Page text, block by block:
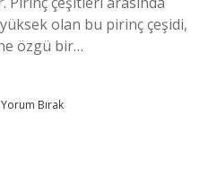
olan bu pirinç çeşidi,
özgü bir…
Yorum Bırak